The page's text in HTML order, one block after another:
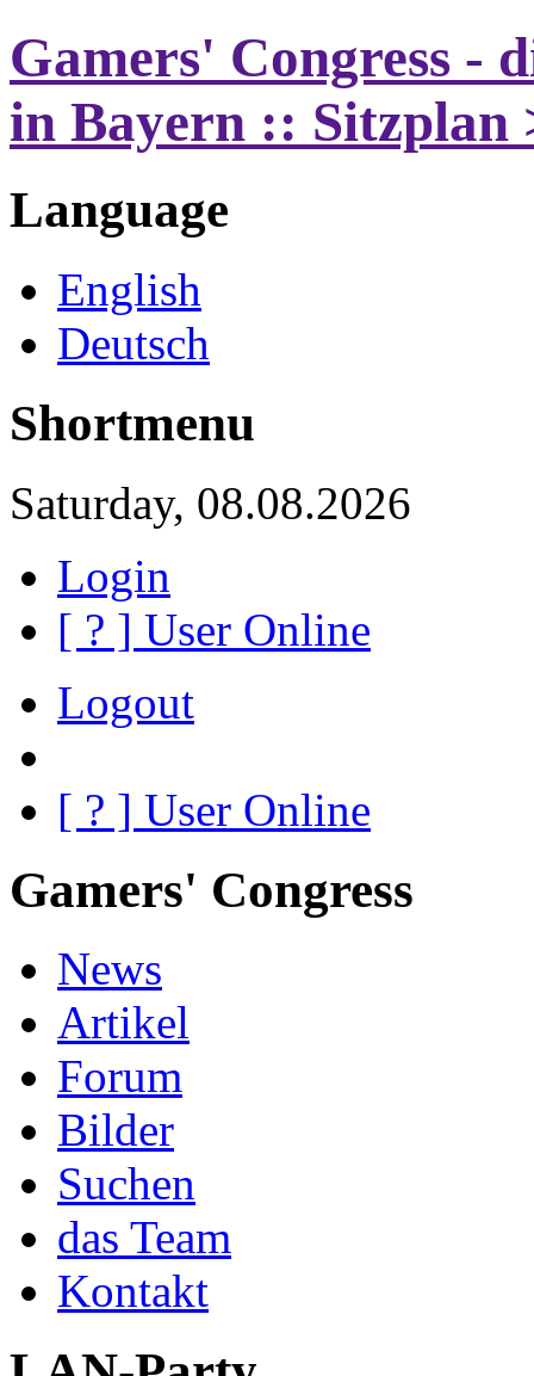
Gamers' Congress -
in Bayern :: Sitzplan
Language
English
Deutsch
Shortmenu
Saturday, 08.08.2026
Login
[ ? ] User Online
Logout
[ ? ] User Online
Gamers' Congress
News
Artikel
Forum
Bilder
Suchen
das Team
Kontakt